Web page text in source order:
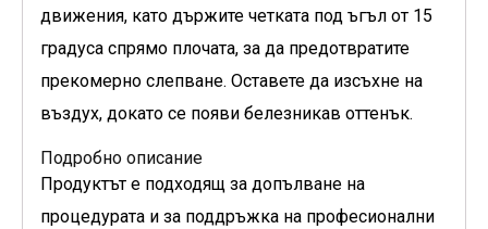
движения, като държите четката под ъгъл от 15
градуса спрямо плочата, за да предотвратите
прекомерно слепване. Оставете да изсъхне на
въздух, докато се появи белезникав оттенък.
Подробно описание
Продуктът е подходящ за допълване на
процедурата и за поддръжка на професионални